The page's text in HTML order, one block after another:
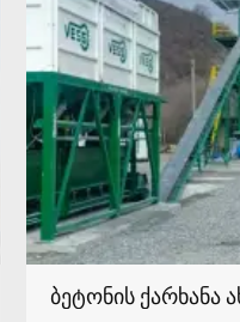
ბეტონის ქარხანა